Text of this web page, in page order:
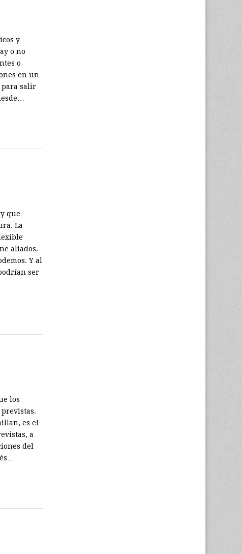
y
o no
o
en un
para salir
que
La
aliados.
Y al
ser
los
es el
a
del